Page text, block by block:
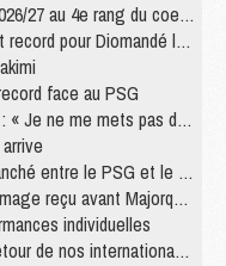
4e rang du coefficient UEFA
Diomandé loin du PSG
face au PSG
me mets pas de plafond »
entre le PSG et le Barça
reçu avant Majorque/PSG
individuelles
de nos internationaux »